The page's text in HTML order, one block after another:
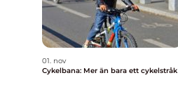
01. nov
Cykelbana: Mer än bara ett cykelstråk